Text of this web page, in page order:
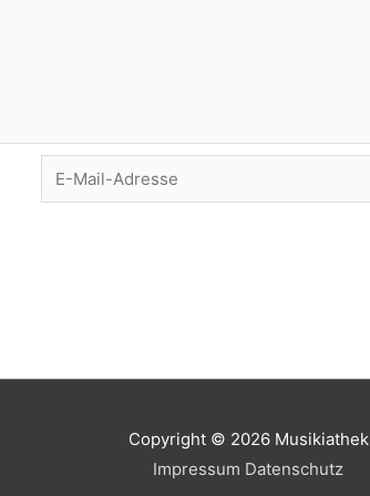
E-
Mail-
Copyright © 2026 Musikiathek
Impressum Datenschutz